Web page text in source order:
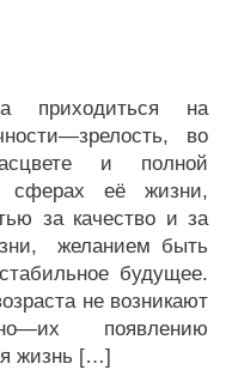
приходиться на
во
и полной
сферах её жизни,
за качество и за
желанием быть
будущее.
не возникают
появлению
жизнь […]